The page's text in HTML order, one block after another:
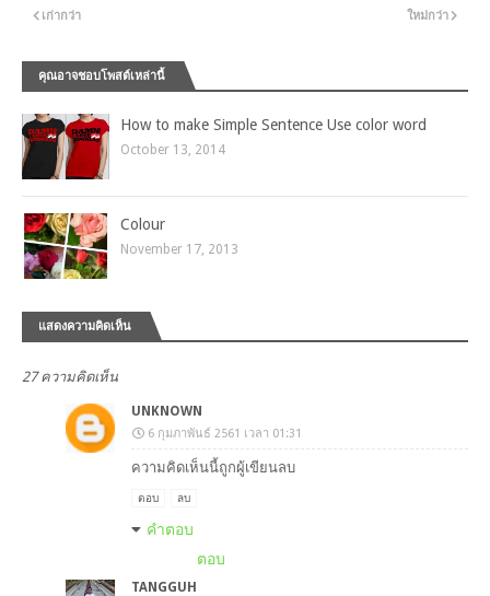
ใหม่กว่า
เก่ากว่า
คุณอาจชอบโพสต์เหล่านี้
How to make Simple Sentence Use color word
October 13, 2014
Colour
November 17, 2013
แสดงความคิดเห็น
27 ความคิดเห็น
UNKNOWN
6 กุมภาพันธ์ 2561 เวลา 01:31
ความคิดเห็นนี้ถูกผู้เขียนลบ
ตอบ ลบ
คำตอบ
ตอบ
TANGGUH